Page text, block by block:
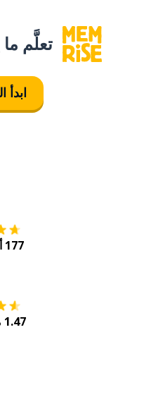
تعلَّم
ابدأ
177 ألف تصنيف
1.47 مليون تقييم